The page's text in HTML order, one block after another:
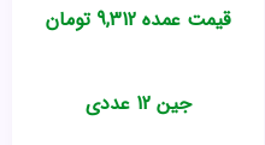
قیمت عمده 9,312 تومان
جین 12 عددی